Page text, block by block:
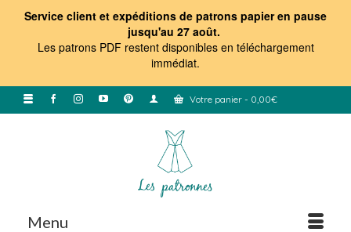
Service client et expéditions de patrons papier en pause
jusqu'au 27 août.
Les patrons PDF restent disponibles en téléchargement
immédiat.
Votre panier - 0,00€
Menu